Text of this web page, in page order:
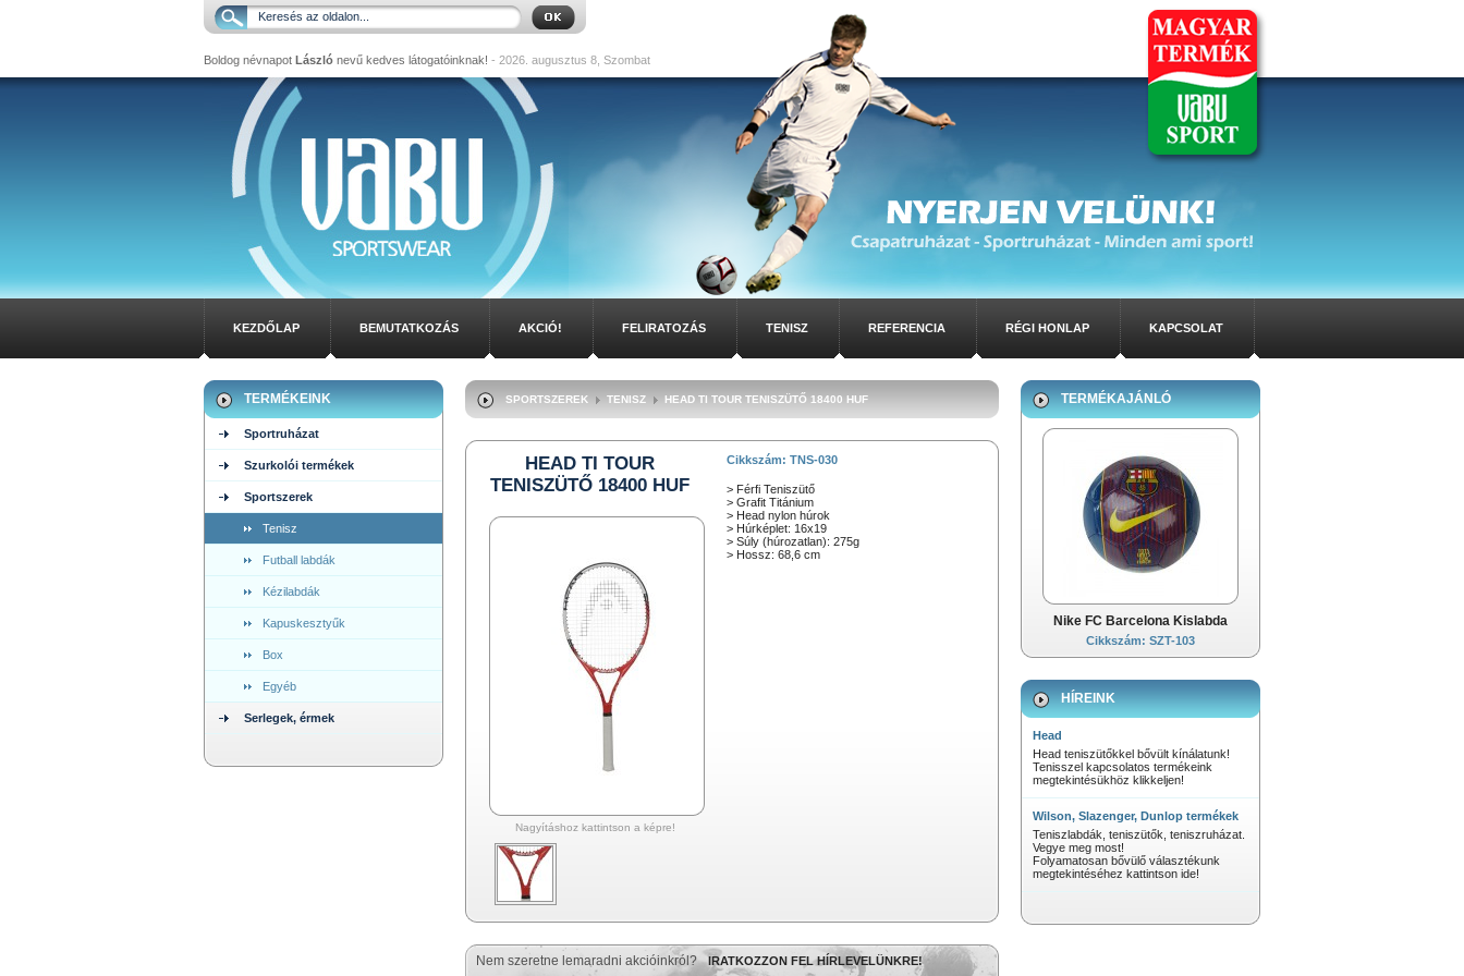
Boldog névnapot Lászlónevű kedves látogatóinknak! - 2026. augusztus 8, Szombat
KEZDŐLAP BEMUTATKOZÁS AKCIÓ! FELIRATOZÁS TENISZ REFERENCIA RÉGI HONLAP KAPCSOLAT
TERMÉKEINK
Sportruházat
Szurkolói termékek
Sportszerek
Tenisz
Futball labdák
Kézilabdák
Kapuskesztyűk
Box
Egyéb
Serlegek, érmek
SPORTSZEREK TENISZ HEAD TI TOUR TENISZÜTŐ 18400 HUF
HEAD TI TOUR
TENISZÜTŐ 18400 HUF
Nagyításhoz kattintson a képre!
Cikkszám: TNS-030
> Férfi Teniszütő
> Grafit Titánium
> Head nylon húrok
> Húrképlet: 16x19
> Súly (húrozatlan): 275g
> Hossz: 68,6 cm
Nem szeretne lemaradni akcióinkról? IRATKOZZON FEL HÍRLEVELÜNKRE!
TERMÉKAJÁNLÓ
Nike FC Barcelona Kislabda
Cikkszám: SZT-103
HÍREINK
Head
Head teniszütőkkel bővült kínálatunk!
Tenisszel kapcsolatos termékeink
megtekintésükhöz klikkeljen!
Wilson, Slazenger, Dunlop termékek
Teniszlabdák, teniszütők, teniszruházat.
Vegye meg most!
Folyamatosan bővülő választékunk
megtekintéséhez kattintson ide!